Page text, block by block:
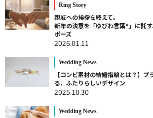
Ring Story
親戚への挨拶を終えて。
新年の決意を「ゆびわ言葉®」に託
ポーズ
2026.01.11
Wedding News
【コンビ素材の結婚指輪とは？】
る、ふたりらしいデザイン
2025.10.30
Wedding News